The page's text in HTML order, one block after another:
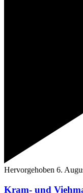
Hervorgehoben 6.
Kram- und